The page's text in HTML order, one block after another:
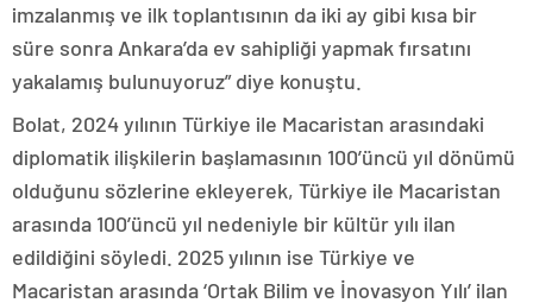
imzalanmış ve ilk toplantısının da iki ay gibi kısa bir
süre sonra Ankara’da ev sahipliği yapmak fırsatını
yakalamış bulunuyoruz” diye konuştu.
Bolat, 2024 yılının Türkiye ile Macaristan arasındaki
diplomatik ilişkilerin başlamasının 100’üncü yıl dönümü
olduğunu sözlerine ekleyerek, Türkiye ile Macaristan
arasında 100’üncü yıl nedeniyle bir kültür yılı ilan
edildiğini söyledi. 2025 yılının ise Türkiye ve
Macaristan arasında ‘Ortak Bilim ve İnovasyon Yılı’ ilan